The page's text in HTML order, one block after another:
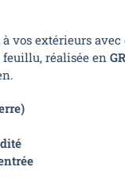
vos extérieurs
feuillu, réalisée en